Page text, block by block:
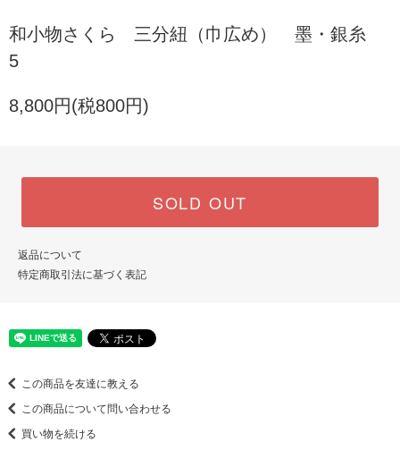
和小物さくら 三分紐（巾広め） 墨・銀糸
5
8,800円(税800円)
SOLD OUT
返品について
特定商取引法に基づく表記
この商品を友達に教える
この商品について問い合わせる
買い物を続ける